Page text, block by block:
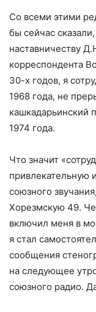
Со всеми этими
бы сейчас
наставничеству
корреспондента
30-х годов, я
1968 года, не
кашкадарьинский
1974 года.
Что значит
привлекательную
союзного
Хорезмскую 49.
включил меня в
я стал
сообщения
на следующее
союзного радио.